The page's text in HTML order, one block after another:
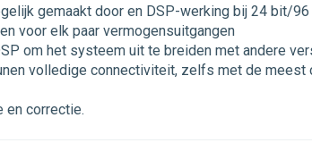
gemaakt door en DSP-werking bij 24 bit/96
voor elk paar vermogensuitgangen
om het systeem uit te breiden met andere
volledige connectiviteit, zelfs met de
en correctie.